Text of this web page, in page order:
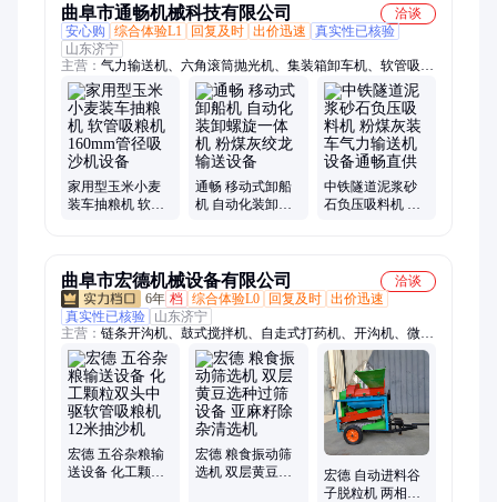
曲阜市通畅机械科技有限公司
洽谈
安心购
综合体验L1 回复及时 出价迅速
真实性已核验
山东济宁
主营： 气力输送机、六角滚筒抛光机、集装箱卸车机、软管吸粮
机、皮带扒料机、方箱吸灰车、皮带输送机、螺旋自卸机、大型
吸粮机、地瓜切片机
家用型玉米小麦
装车抽粮机 软管
通畅 移动式卸船
机 自动化装卸螺
中铁隧道泥浆砂
石负压吸料机 粉
曲阜市宏德机械设备有限公司
洽谈
6年 档 综合体验L0 回复及时 出价迅速
真实性已核验
山东济宁
主营： 链条开沟机、鼓式搅拌机、自走式打药机、开沟机、微耕
机、树枝粉碎机、滚筒搅拌机、筛选机、吸粮机、不锈钢搅拌
机、木材粉碎机、干湿分离机、螺旋输送机、混合搅拌机、割晒
机、装袋机收谷机、制糁机、磨面磨粉机、干粉搅拌机、船外
机、电缆开沟机、碴子机、混料机
宏德 五谷杂粮输
送设备 化工颗粒
宏德 粮食振动筛
选机 双层黄豆选
宏德 自动进料谷
子脱粒机 两相电